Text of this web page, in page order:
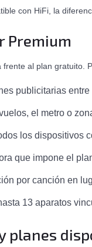
con HiFi, la
Premium
al plan
publicitarias
el metro o
los dispositivos
que impone el
por canción en
13 aparatos
planes